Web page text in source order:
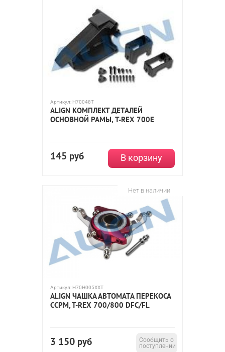
Артикул: H70048T
ALIGN КОМПЛЕКТ ДЕТАЛЕЙ
ОСНОВНОЙ РАМЫ, T-REX 700E
145 руб В корзину
Нет в наличии
Артикул: H70H005XXT
ALIGN ЧАШКА АВТОМАТА ПЕРЕКОСА
CCPM, T-REX 700/800 DFC/FL
3 150 руб
Сообщить о
поступлении